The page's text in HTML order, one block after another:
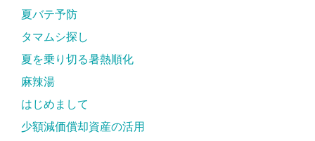
夏バテ予防
タマムシ探し
夏を乗り切る暑熱順化
麻辣湯
はじめまして
少額減価償却資産の活用